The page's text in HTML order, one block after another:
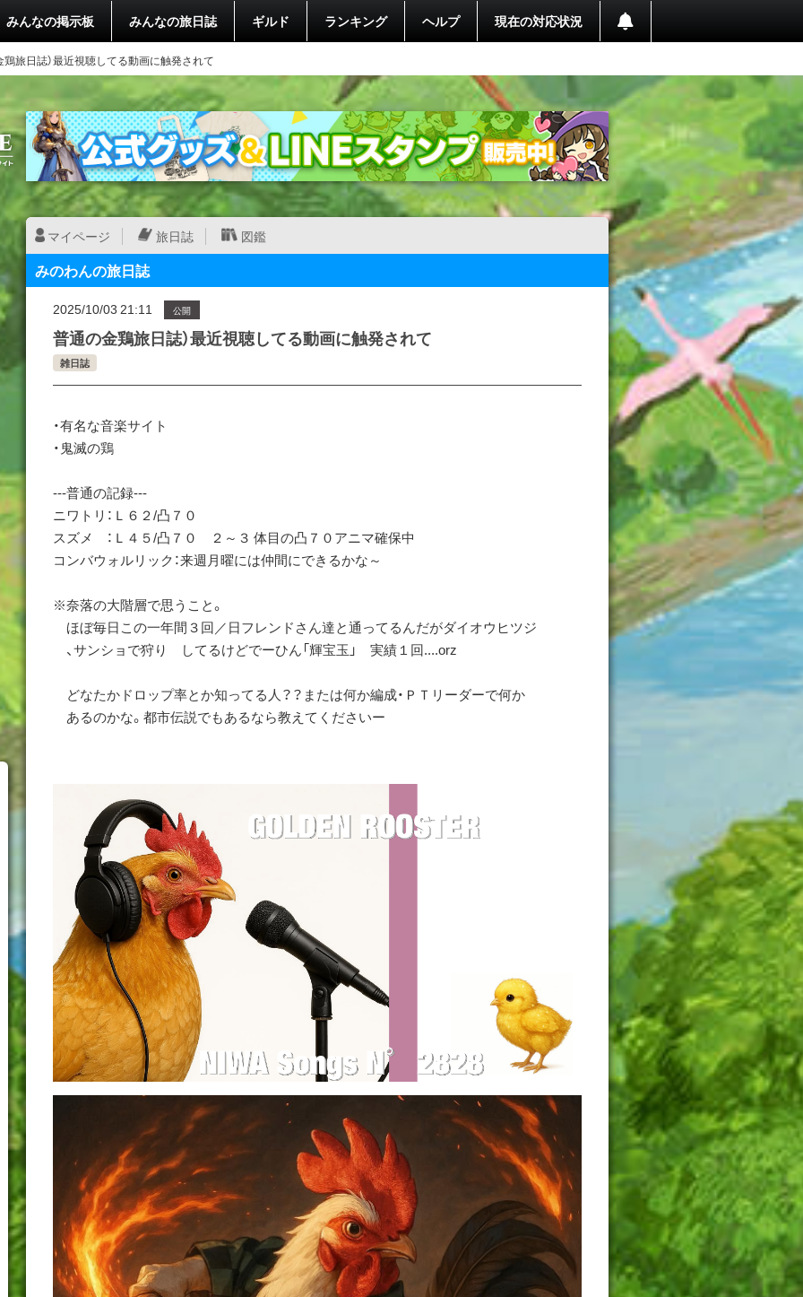
みんなの掲示板 みんなの旅日誌 ギルド ランキング ヘルプ 現在の対応状況
鶏旅日誌）最近視聴してる動画に触発されて
マイページ 旅日誌 図鑑
みのわんの旅日誌
2025/10/03 21:11 公開
普通の金鶏旅日誌）最近視聴してる動画に触発されて
雑日誌
・有名な音楽サイト
・鬼滅の鶏
---普通の記録---
ニワトリ：Ｌ６２/凸７０
スズメ ：Ｌ４５/凸７０ ２～３ 体目の凸７０アニマ確保中
コンバウォルリック：来週月曜には仲間にできるかな～
※奈落の大階層で思うこと。
ほぼ毎日この一年間３回／日フレンドさん達と通ってるんだがダイオウヒツジ
、サンショで狩り してるけどでーひん「輝宝玉」 実績１回....orz
どなたかドロップ率とか知ってる人？？または何か編成・ＰＴリーダーで何か
あるのかな。都市伝説でもあるなら教えてくださいー